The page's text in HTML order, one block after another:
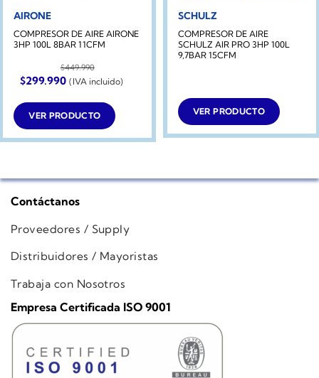
AIRONE
COMPRESOR DE AIRE AIRONE
3HP 100L 8BAR 11CFM
$449.990
El
precio
era:
$449.990.
$299.990El
precio
es:
$299.990.
(IVA incluido)
VER PRODUCTO
SCHULZ
COMPRESOR DE AIRE
SCHULZ AIR PRO 3HP 100L
9,7BAR 15CFM
VER PRODUCTO
Contáctanos
Proveedores / Supply
Distribuidores / Mayoristas
Trabaja con Nosotros
Empresa Certificada ISO 9001